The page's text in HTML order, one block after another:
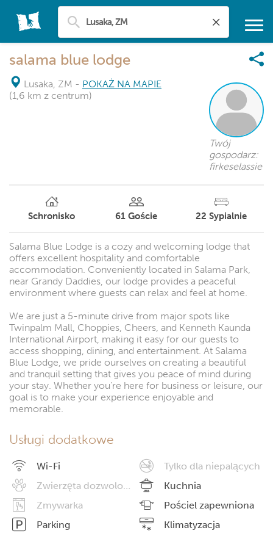
salama blue lodge
Lusaka, ZM - POKAŻ NA MAPIE
(1,6 km z centrum)
Twój
gospodarz:
firkeselassie
Schronisko 61 Goście 22 Sypialnie
Salama Blue Lodge is a cozy and welcoming lodge that
offers excellent hospitality and comfortable
accommodation. Conveniently located in Salama Park,
near Grandy Daddies, our lodge provides a peaceful
environment where guests can relax and feel at home.
We are just a 5-minute drive from major spots like
Twinpalm Mall, Choppies, Cheers, and Kenneth Kaunda
International Airport, making it easy for our guests to
access shopping, dining, and entertainment. At Salama
Blue Lodge, we pride ourselves on creating a beautiful
and tranquil setting that gives you peace of mind during
your stay. Whether you’re here for business or leisure, our
goal is to make your experience enjoyable and
memorable.
Usługi dodatkowe
Wi-Fi
Tylko dla niepalących
Zwierzęta dozwolone
Kuchnia
Zmywarka
Pościel zapewniona
Parking
Klimatyzacja